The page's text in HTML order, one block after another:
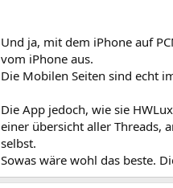
Und ja, mit dem iPhone auf
vom iPhone aus.
Die Mobilen Seiten sind echt
Die App jedoch, wie sie
einer übersicht aller Threads,
selbst.
Sowas wäre wohl das beste.